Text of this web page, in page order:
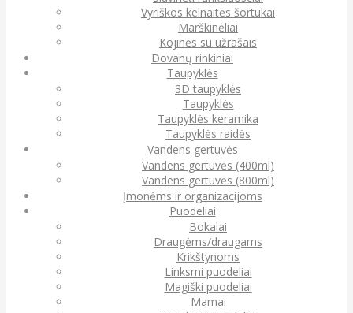
Vyriškos kelnaitės šortukai
Marškinėliai
Kojinės su užrašais
Dovanų rinkiniai
Taupyklės
3D taupyklės
Taupyklės
Taupyklės keramika
Taupyklės raidės
Vandens gertuvės
Vandens gertuvės (400ml)
Vandens gertuvės (800ml)
Įmonėms ir organizacijoms
Puodeliai
Bokalai
Draugėms/draugams
Krikštynoms
Linksmi puodeliai
Magiški puodeliai
Mamai